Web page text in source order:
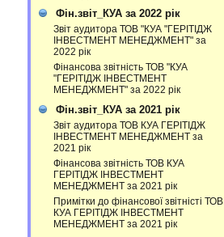
Фін.звіт_КУА за 2022 рік
Звіт аудитора ТОВ "КУА "ГЕРІТІДЖ
ІНВЕСТМЕНТ МЕНЕДЖМЕНТ" за
2022 рік
Фінансова звітність ТОВ "КУА
"ГЕРІТІДЖ ІНВЕСТМЕНТ
МЕНЕДЖМЕНТ" за 2022 рік
Фін.звіт_КУА за 2021 рік
Звіт аудитора ТОВ КУА ГЕРІТІДЖ
ІНВЕСТМЕНТ МЕНЕДЖМЕНТ за
2021 рік
Фінансова звітність ТОВ КУА
ГЕРІТІДЖ ІНВЕСТМЕНТ
МЕНЕДЖМЕНТ за 2021 рік
Примітки до фінансової звітністі ТОВ
КУА ГЕРІТІДЖ ІНВЕСТМЕНТ
МЕНЕДЖМЕНТ за 2021 рік